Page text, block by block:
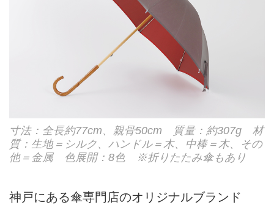
寸法：全長約77cm、親骨50cm 質量：約307g 材
質：生地＝シルク、ハンドル＝木、中棒＝木、その
他＝金属 色展開：8色 ※折りたたみ傘もあり
神戸にある傘専門店のオリジナルブランド